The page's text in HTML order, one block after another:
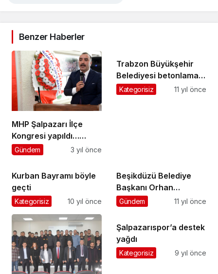
Benzer Haberler
MHP Şalpazarı İlçe
Kongresi yapıldı…
Mustafa Koç başkan
Gündem 3 yıl önce
Trabzon Büyükşehir
Belediyesi betonlama
çalışmalarını
Kategorisiz 11 yıl önce
Kurban Bayramı böyle
geçti
Kategorisiz 10 yıl önce
Beşikdüzü Belediye
Başkanı Orhan
Bıçakçıoğlu
Gündem 11 yıl önce
Şalpazarıspor’a destek
yağdı
Kategorisiz 9 yıl önce